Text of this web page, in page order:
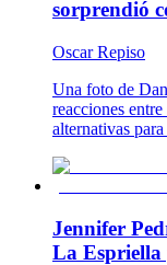
sorprendió
Oscar Repiso
Una foto de
reacciones
alternativas
Jennifer
La Espriella